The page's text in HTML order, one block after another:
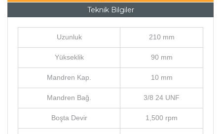
Teknik Bilgiler
Uzunluk 210 mm
Yükseklik 90 mm
Mandren Kap. 10 mm
Mandren Bağ. 3/8 24 UNF
Boşta Devir 1,500 rpm